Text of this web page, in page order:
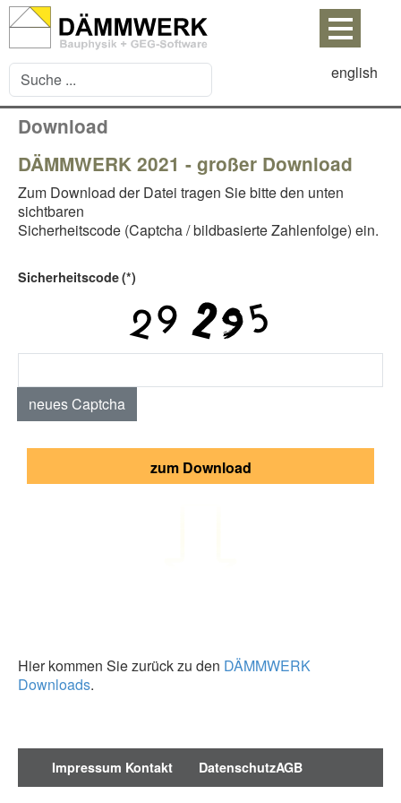
english
Download
DÄMMWERK 2021 - großer Download
Zum Download der Datei tragen Sie bitte den unten
sichtbaren
Sicherheitscode (Captcha / bildbasierte Zahlenfolge) ein.
Sicherheitscode(*)
neues Captcha
zum Download
Hier kommen Sie zurück zu den DÄMMWERK
Downloads.
Impressum Kontakt DatenschutzAGB